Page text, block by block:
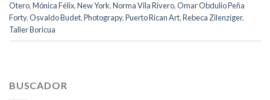
Otero,Mónica Félix,New York,Norma Vila Rivero,Omar Obdulio Peña
Forty,Osvaldo Budet,Photograpy,Puerto Rican Art,Rebeca Zilenziger,
Taller Boricua
BUSCADOR